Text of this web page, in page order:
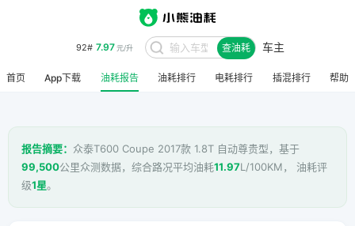
92# 7.97元/升 查油耗 车主
首页 App下载 油耗报告 油耗排行 电耗排行 插混排行 帮助
报告摘要： 众泰T600 Coupe 2017款 1.8T 自动尊贵型，基于
99,500公里众测数据，综合路况平均油耗11.97L/100KM， 油耗评
级1星。